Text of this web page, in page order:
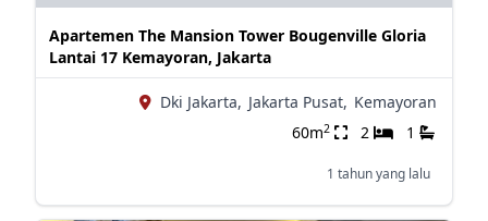
Apartemen The Mansion Tower Bougenville Gloria
Lantai 17 Kemayoran, Jakarta
Dki Jakarta, Jakarta Pusat, Kemayoran
60m2 2 1
1 tahun yang lalu